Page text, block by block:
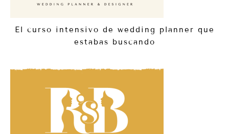
El curso intensivo de wedding planner que
estabas buscando